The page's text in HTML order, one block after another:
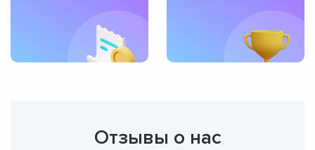
Отзывы о нас